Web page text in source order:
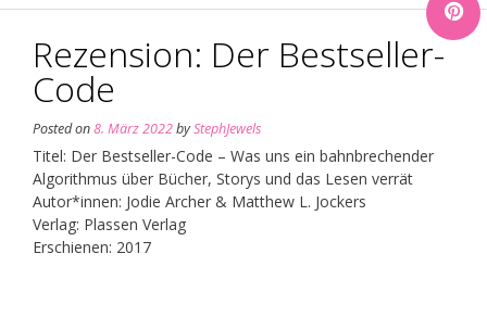
Rezension: Der Bestseller-
Code
Posted on8. März 2022byStephJewels
Titel: Der Bestseller-Code – Was uns ein bahnbrechender
Algorithmus über Bücher, Storys und das Lesen verrät
Autor*innen: Jodie Archer & Matthew L. Jockers
Verlag: Plassen Verlag
Erschienen: 2017